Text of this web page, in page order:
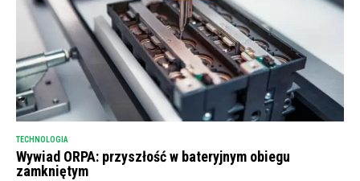
TECHNOLOGIA
Wywiad ORPA: przyszłość w bateryjnym obiegu
zamkniętym